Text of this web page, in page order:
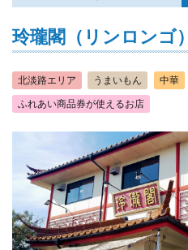
玲瓏閣（リンロンゴ）
北淡路エリア うまいもん 中華
ふれあい商品券が使えるお店